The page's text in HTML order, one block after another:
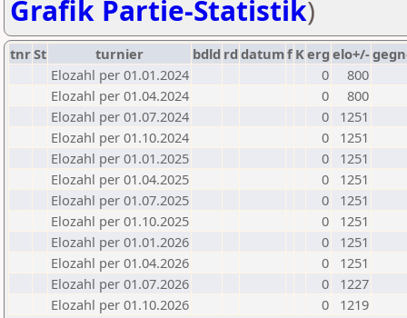
Grafik Partie-Statistik)
tnrSt turnier bdld rd datumf Kerg elo+/-
Elozahl per 01.01.2024
0
800
Elozahl per 01.04.2024
0
800
Elozahl per 01.07.2024
0
1251
Elozahl per 01.10.2024
0
1251
Elozahl per 01.01.2025
0
1251
Elozahl per 01.04.2025
0
1251
Elozahl per 01.07.2025
0
1251
Elozahl per 01.10.2025
0
1251
Elozahl per 01.01.2026
0
1251
Elozahl per 01.04.2026
0
1251
Elozahl per 01.07.2026
0
1227
Elozahl per 01.10.2026
0 1219